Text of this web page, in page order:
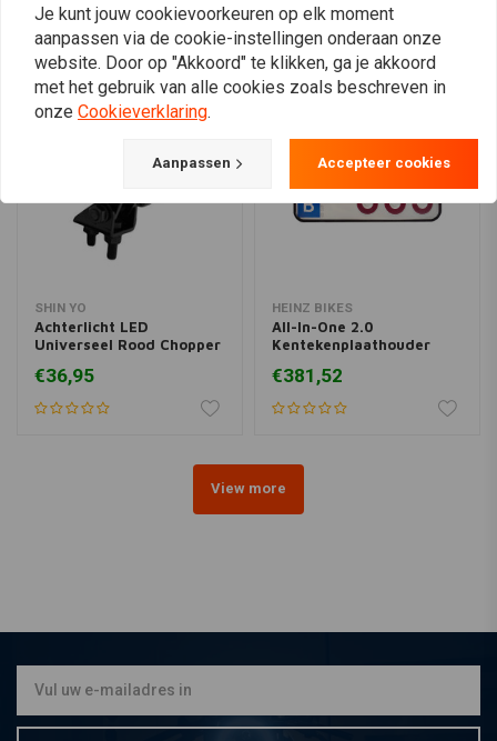
Vergelijkbare producten
SHIN YO
Achterlicht LED
Universeel Rood Chopper
€36,95
HEINZ BIKES
All-In-One 2.0
Kentekenplaathouder
€381,52
View more
Je kunt jouw cookievoorkeuren op elk moment
aanpassen via de cookie-instellingen onderaan onze
website. Door op "Akkoord" te klikken, ga je akkoord
met het gebruik van alle cookies zoals beschreven in
onze Cookieverklaring.
Aanpassen Accepteer cookies